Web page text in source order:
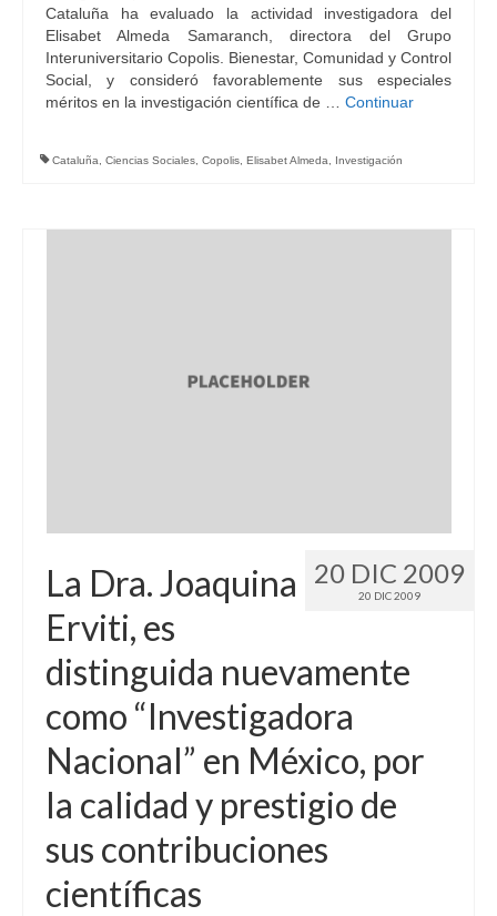
Cataluña ha evaluado la actividad investigadora del
Elisabet Almeda Samaranch, directora del Grupo
Interuniversitario Copolis. Bienestar, Comunidad y Control
Social, y consideró favorablemente sus especiales
méritos en la investigación científica de … Continuar
Cataluña Ciencias Sociales Copolis Elisabet Almeda Investigación
20 DIC 2009
20 DIC 2009
La Dra. Joaquina
Erviti, es
distinguida nuevamente
como “Investigadora
Nacional” en México, por
la calidad y prestigio de
sus contribuciones
científicas